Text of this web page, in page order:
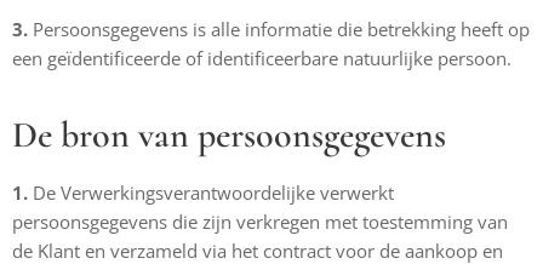
3. Persoonsgegevens is alle informatie die betrekking heeft op
een geïdentificeerde of identificeerbare natuurlijke persoon.
De bron van persoonsgegevens
1. De Verwerkingsverantwoordelijke verwerkt
persoonsgegevens die zijn verkregen met toestemming van
de Klant en verzameld via het contract voor de aankoop en